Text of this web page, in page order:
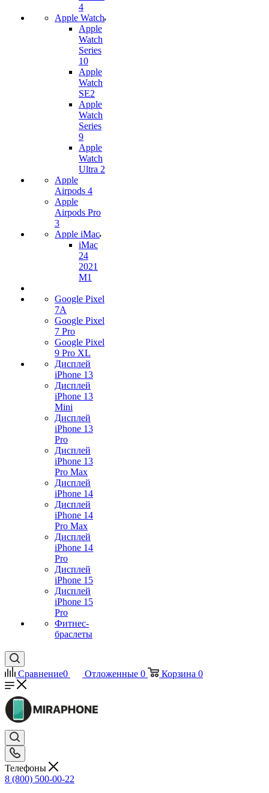
4
Apple Watch
Apple
Watch
Series
10
Apple
Watch
SE2
Apple
Watch
Series
9
Apple
Watch
Ultra 2
Apple
Airpods 4
Apple
Airpods Pro
3
Apple iMac
iMac
24
2021
M1
Google Pixel
7А
Google Pixel
7 Pro
Google Pixel
9 Pro XL
Дисплей
iPhone 13
Дисплей
iPhone 13
Mini
Дисплей
iPhone 13
Pro
Дисплей
iPhone 13
Pro Max
Дисплей
iPhone 14
Дисплей
iPhone 14
Pro Max
Дисплей
iPhone 14
Pro
Дисплей
iPhone 15
Дисплей
iPhone 15
Pro
Фитнес-
браслеты
Сравнение0 Отложенные 0 Корзина 0
Телефоны
8 (800) 500-00-22